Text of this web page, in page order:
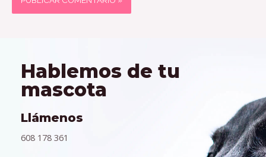
Hablemos de tu
mascota
Llámenos
608 178 361